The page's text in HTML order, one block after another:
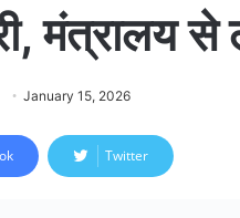
मंत्रालय
January 15, 2026
Twitter